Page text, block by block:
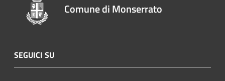
Comune di Monserrato
SEGUICI SU